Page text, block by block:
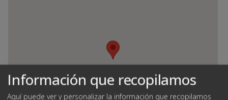
Información que recopilamos
Aquí puede ver y personalizar la información que recopilamos